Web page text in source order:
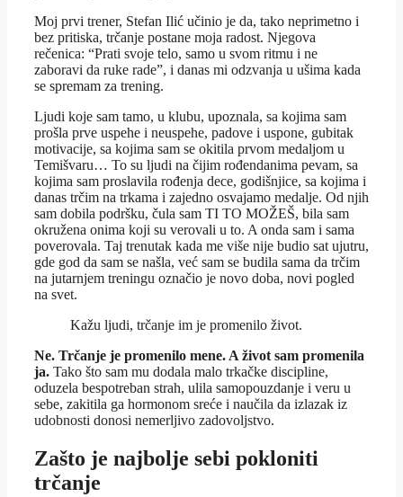
Moj prvi trener, Stefan Ilić učinio je da, tako neprimetno i
bez pritiska, trčanje postane moja radost. Njegova
rečenica: “Prati svoje telo, samo u svom ritmu i ne
zaboravi da ruke rade”, i danas mi odzvanja u ušima kada
se spremam za trening.
Ljudi koje sam tamo, u klubu, upoznala, sa kojima sam
prošla prve uspehe i neuspehe, padove i uspone, gubitak
motivacije, sa kojima sam se okitila prvom medaljom u
Temišvaru… To su ljudi na čijim rođendanima pevam, sa
kojima sam proslavila rođenja dece, godišnjice, sa kojima i
danas trčim na trkama i zajedno osvajamo medalje. Od njih
sam dobila podršku, čula sam TI TO MOŽEŠ, bila sam
okružena onima koji su verovali u to. A onda sam i sama
poverovala. Taj trenutak kada me više nije budio sat ujutru,
gde god da sam se našla, već sam se budila sama da trčim
na jutarnjem treningu označio je novo doba, novi pogled
na svet.
Kažu ljudi, trčanje im je promenilo život.
Ne. Trčanje je promenilo mene. A život sam promenila
ja. Tako što sam mu dodala malo trkačke discipline,
oduzela bespotreban strah, ulila samopouzdanje i veru u
sebe, zakitila ga hormonom sreće i naučila da izlazak iz
udobnosti donosi nemerljivo zadovoljstvo.
Zašto je najbolje sebi pokloniti
trčanje